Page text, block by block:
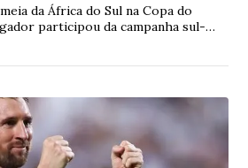
da África do Sul na Copa do
participou da campanha sul-